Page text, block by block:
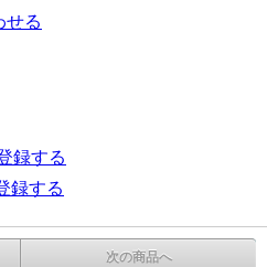
せる
録する
録する
次の商品へ